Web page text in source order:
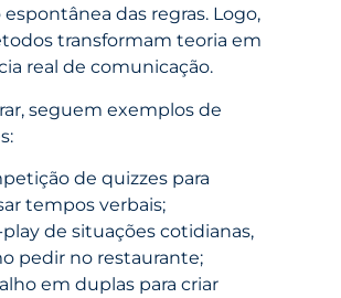
espontânea das regras. Logo,
transformam teoria em
real de comunicação.
seguem exemplos de
de quizzes para
tempos verbais;
de situações cotidianas,
pedir no restaurante;
em duplas para criar